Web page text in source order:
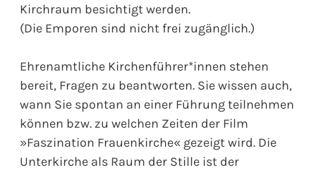
Kirchraum besichtigt werden.
(Die Emporen sind nicht frei zugänglich.)
Ehrenamtliche Kirchenführer*innen stehen
bereit, Fragen zu beantworten. Sie wissen auch,
wann Sie spontan an einer Führung teilnehmen
können bzw. zu welchen Zeiten der Film
»Faszination Frauenkirche« gezeigt wird. Die
Unterkirche als Raum der Stille ist der